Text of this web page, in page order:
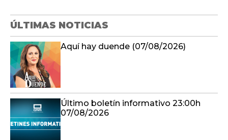
ÚLTIMAS NOTICIAS
Aquí hay duende (07/08/2026)
Último boletín informativo 23:00h
07/08/2026